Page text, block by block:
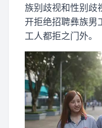
族别歧视和性别歧
开拒绝招聘彝族男
工人都拒之门外。